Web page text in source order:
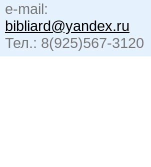
e-mail:
bibliard@yandex.ru
Тел.: 8(925)567-3120